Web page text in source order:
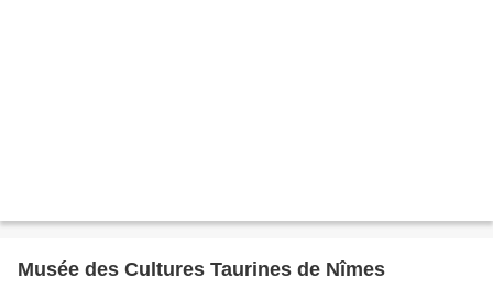
Musée des Cultures Taurines de Nîmes